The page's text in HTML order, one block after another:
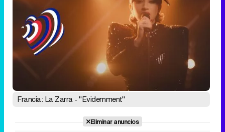
Francia: La Zarra - "Evidemment"
Eliminar anuncios